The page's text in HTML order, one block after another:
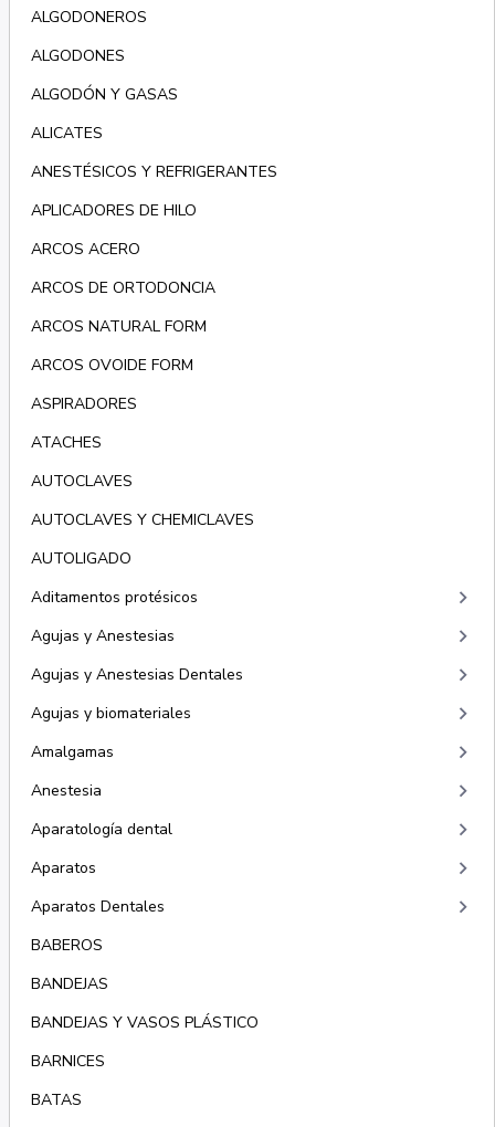
ALGODONEROS
ALGODONES
ALGODÓN Y GASAS
ALICATES
ANESTÉSICOS Y REFRIGERANTES
APLICADORES DE HILO
ARCOS ACERO
ARCOS DE ORTODONCIA
ARCOS NATURAL FORM
ARCOS OVOIDE FORM
ASPIRADORES
ATACHES
AUTOCLAVES
AUTOCLAVES Y CHEMICLAVES
AUTOLIGADO
Aditamentos protésicos
keyboard_arrow_right
Agujas y Anestesias keyboard_arrow_right
Agujas y Anestesias Dentales keyboard_arrow_right
Agujas y biomateriales keyboard_arrow_right
Amalgamas keyboard_arrow_right
Anestesia keyboard_arrow_right
Aparatología dental keyboard_arrow_right
Aparatos keyboard_arrow_right
Aparatos Dentales keyboard_arrow_right
BABEROS
BANDEJAS
BANDEJAS Y VASOS PLÁSTICO
BARNICES
BATAS